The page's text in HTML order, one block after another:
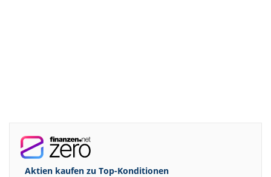
Aktien kaufen zu Top-Konditionen